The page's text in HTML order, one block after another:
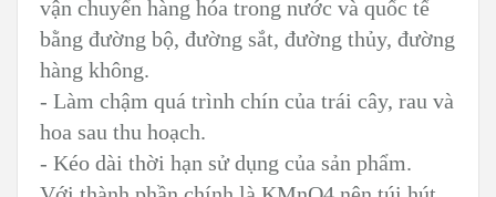
vận chuyển hàng hóa trong nước và quốc tế
bằng đường bộ, đường sắt, đường thủy, đường
hàng không.
- Làm chậm quá trình chín của trái cây, rau và
hoa sau thu hoạch.
- Kéo dài thời hạn sử dụng của sản phẩm.